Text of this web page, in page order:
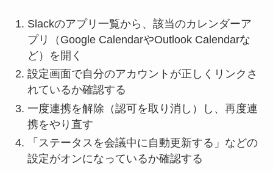
Slackのアプリ一覧から、該当のカレンダーア
プリ（Google CalendarやOutlook Calendarな
ど）を開く
設定画面で自分のアカウントが正しくリンクさ
れているか確認する
一度連携を解除（認可を取り消し）し、再度連
携をやり直す
「ステータスを会議中に自動更新する」などの
設定がオンになっているか確認する